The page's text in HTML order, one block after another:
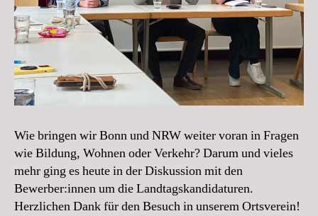
Wie bringen wir Bonn und NRW weiter voran in Fragen
wie Bildung, Wohnen oder Verkehr? Darum und vieles
mehr ging es heute in der Diskussion mit den
Bewerber:innen um die Landtagskandidaturen.
Herzlichen Dank für den Besuch in unserem Ortsverein!